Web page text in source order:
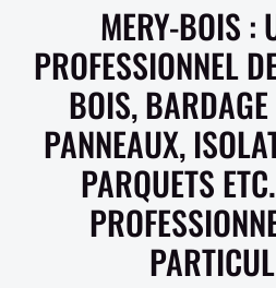
MERY-BOIS :
PROFESSIONNEL
BOIS,
PANNEAUX,
PARQUETS